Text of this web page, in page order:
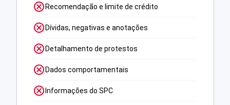
Recomendação e limite de crédito
Dívidas, negativas e anotações
Detalhamento de protestos
Dados comportamentais
Informações do SPC